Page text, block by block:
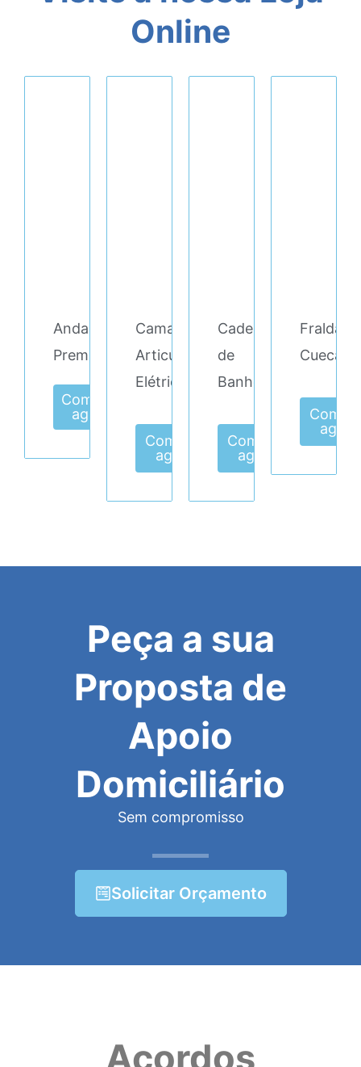
Online
Andarilho/Cadeira
Premium
Comprar
agora
Cama
Articulada
Elétrica
Comprar
agora
Cadeira
de
Banho
Comprar
agora
Fralda
Cueca
agora
Peça a sua
Proposta de
Apoio
Domiciliário
Sem compromisso
Solicitar Orçamento
Acordos